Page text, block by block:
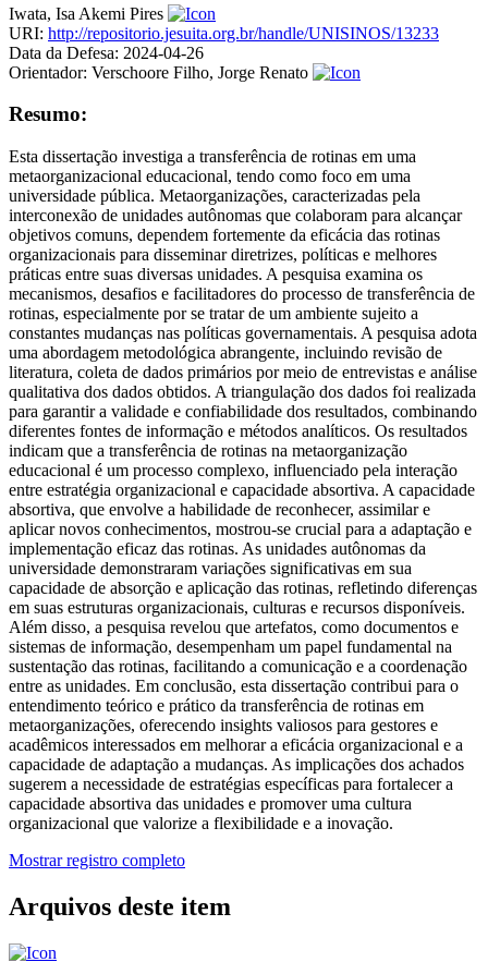
Iwata, Isa Akemi Pires
URI: http://repositorio.jesuita.org.br/handle/UNISINOS/13233
Data da Defesa: 2024-04-26
Orientador: Verschoore Filho, Jorge Renato
Resumo:
Esta dissertação investiga a transferência de rotinas em uma
metaorganizacional educacional, tendo como foco em uma
universidade pública. Metaorganizações, caracterizadas pela
interconexão de unidades autônomas que colaboram para alcançar
objetivos comuns, dependem fortemente da eficácia das rotinas
organizacionais para disseminar diretrizes, políticas e melhores
práticas entre suas diversas unidades. A pesquisa examina os
mecanismos, desafios e facilitadores do processo de transferência de
rotinas, especialmente por se tratar de um ambiente sujeito a
constantes mudanças nas políticas governamentais. A pesquisa adota
uma abordagem metodológica abrangente, incluindo revisão de
literatura, coleta de dados primários por meio de entrevistas e análise
qualitativa dos dados obtidos. A triangulação dos dados foi realizada
para garantir a validade e confiabilidade dos resultados, combinando
diferentes fontes de informação e métodos analíticos. Os resultados
indicam que a transferência de rotinas na metaorganização
educacional é um processo complexo, influenciado pela interação
entre estratégia organizacional e capacidade absortiva. A capacidade
absortiva, que envolve a habilidade de reconhecer, assimilar e
aplicar novos conhecimentos, mostrou-se crucial para a adaptação e
implementação eficaz das rotinas. As unidades autônomas da
universidade demonstraram variações significativas em sua
capacidade de absorção e aplicação das rotinas, refletindo diferenças
em suas estruturas organizacionais, culturas e recursos disponíveis.
Além disso, a pesquisa revelou que artefatos, como documentos e
sistemas de informação, desempenham um papel fundamental na
sustentação das rotinas, facilitando a comunicação e a coordenação
entre as unidades. Em conclusão, esta dissertação contribui para o
entendimento teórico e prático da transferência de rotinas em
metaorganizações, oferecendo insights valiosos para gestores e
acadêmicos interessados em melhorar a eficácia organizacional e a
capacidade de adaptação a mudanças. As implicações dos achados
sugerem a necessidade de estratégias específicas para fortalecer a
capacidade absortiva das unidades e promover uma cultura
organizacional que valorize a flexibilidade e a inovação.
Mostrar registro completo
Arquivos deste item